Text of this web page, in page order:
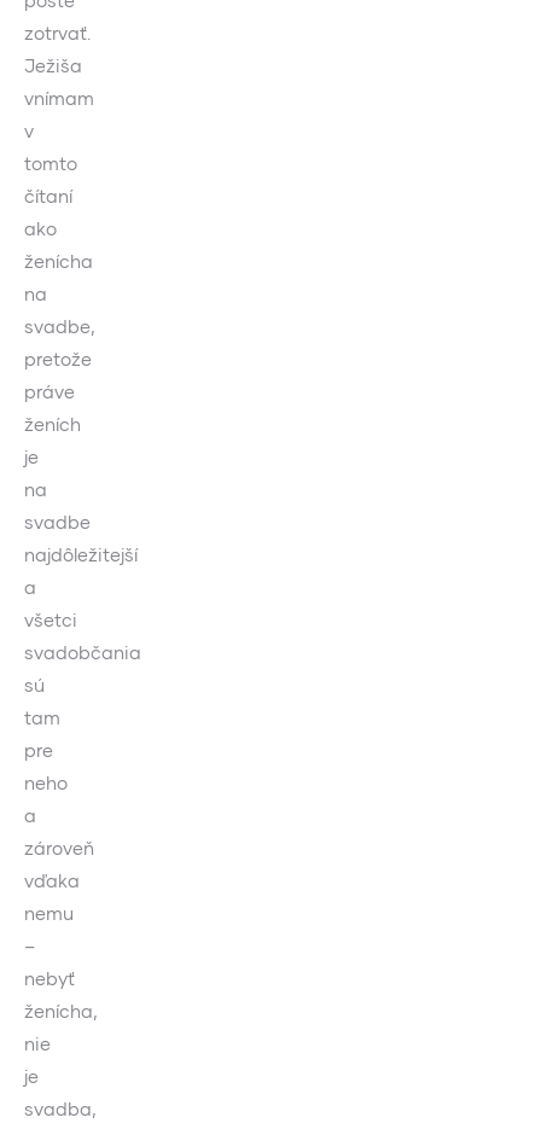
zotrvať.
Ježiša
vnímam
v
tomto
čítaní
ako
ženícha
na
svadbe,
pretože
práve
ženích
je
na
svadbe
najdôležitejší
a
všetci
svadobčania
sú
tam
pre
neho
a
zároveň
vďaka
nemu
–
nebyť
ženícha,
nie
je
svadba,